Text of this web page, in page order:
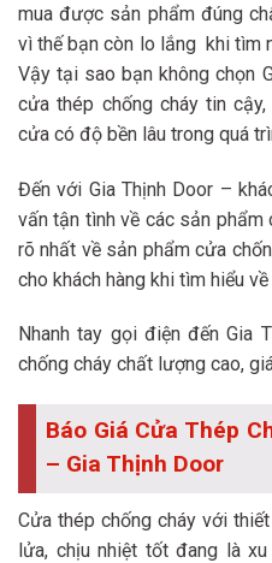
mua được sản phẩm đúng
vì thế bạn còn lo lắng khi tìm
Vậy tại sao bạn không chọn
cửa thép chống cháy tin
cửa có độ bền lâu trong quá
Đến với Gia Thịnh Door –
vấn tận tình về các sản phẩm
rõ nhất về sản phẩm cửa
cho khách hàng khi tìm hiểu
Nhanh tay gọi điện đến Gia
chống cháy chất lượng cao,
Báo Giá Cửa Thép
– Gia Thịnh Door
Cửa thép chống cháy với
lửa, chịu nhiệt tốt đang là